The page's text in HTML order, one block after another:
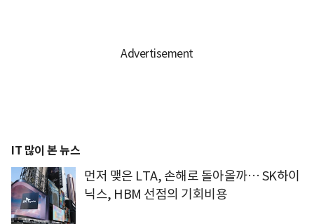
IT 많이 본 뉴스
먼저 맺은 LTA, 손해로 돌아올까… SK하이
닉스, HBM 선점의 기회비용